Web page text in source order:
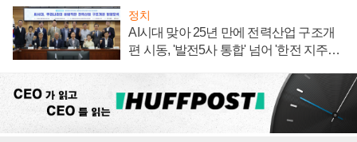
정치
AI시대 맞아 25년 만에 전력산업 구조개
편 시동, '발전5사 통합' 넘어 '한전 지주사'